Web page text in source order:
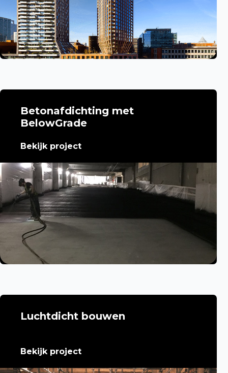
Betonafdichting met
BelowGrade
Bekijk project
Luchtdicht bouwen
Bekijk project